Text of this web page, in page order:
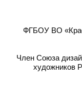
ФГБОУ ВО
Член Союза
художников